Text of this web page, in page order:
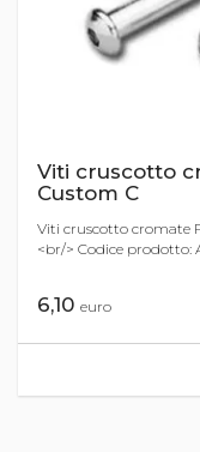
Viti cruscotto
Custom C
Viti cruscotto cromate
<br/> Codice prodotto:
6,10 euro